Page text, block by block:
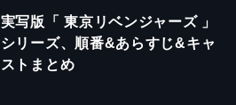
実写版「 東京リベンジャーズ 」
シリーズ、順番&あらすじ&キャ
ストまとめ